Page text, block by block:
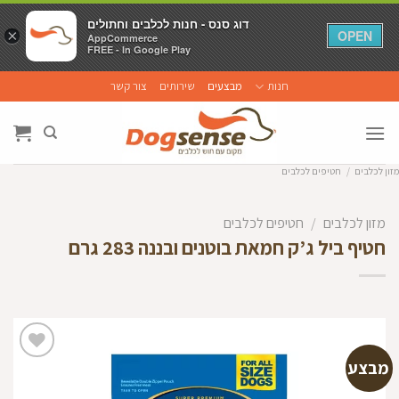
to
content
חנות מבצעים שירותים צור קשר
מזון לכלבים / חטיפים לכלבים
מזון לכלבים / חטיפים לכלבים
חטיף ביל ג’ק חמאת בוטנים ובננה 283 גרם
מבצע
×
דוג סנס - חנות לכלבים וחתולים
AppCommerce
FREE - In Google Play
OPEN
×
דוג סנס - חנות לכלבים וחתולים
AppCommerce
FREE - In Google Play
OPEN